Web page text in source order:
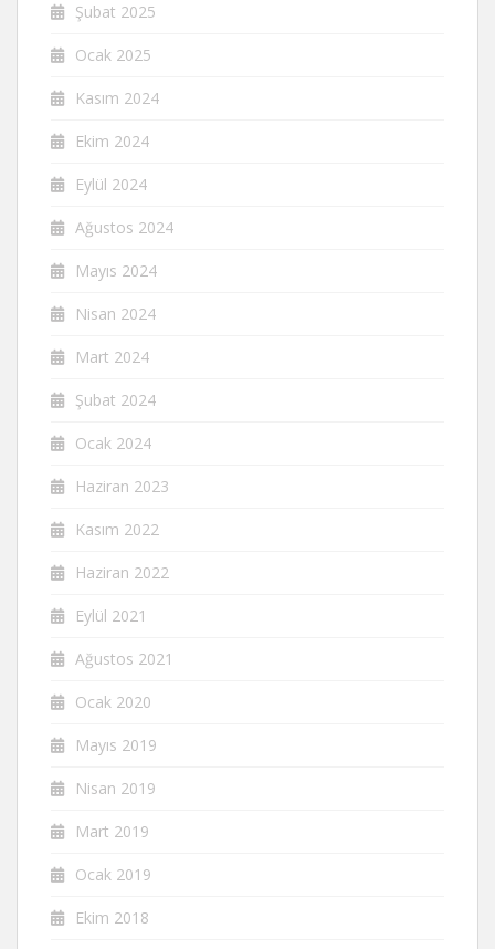
Şubat 2025
Ocak 2025
Kasım 2024
Ekim 2024
Eylül 2024
Ağustos 2024
Mayıs 2024
Nisan 2024
Mart 2024
Şubat 2024
Ocak 2024
Haziran 2023
Kasım 2022
Haziran 2022
Eylül 2021
Ağustos 2021
Ocak 2020
Mayıs 2019
Nisan 2019
Mart 2019
Ocak 2019
Ekim 2018